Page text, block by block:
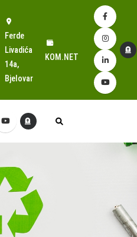
Ferde
Livadića
14a,
Bjelovar
KOM.NET